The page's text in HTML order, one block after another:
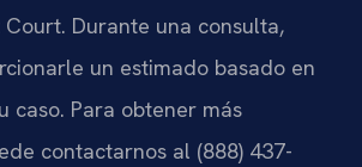
Durante una consulta,
un estimado basado en
caso. Para obtener más
contactarnos al (888) 437-